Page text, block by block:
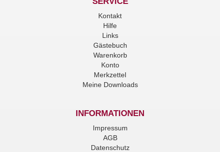
Kontakt
Hilfe
Links
Gästebuch
Warenkorb
Konto
Merkzettel
Meine Downloads
INFORMATIONEN
Impressum
AGB
Datenschutz